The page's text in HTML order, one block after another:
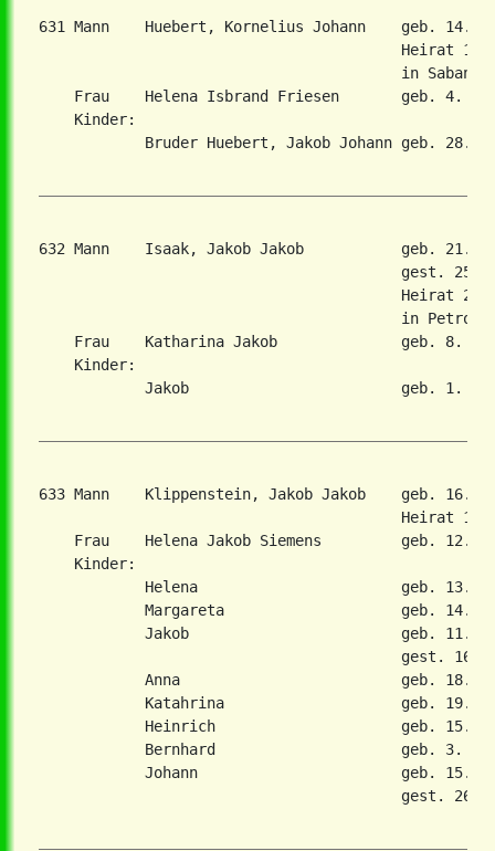
631 Mann    Huebert, Kornelius Johann    geb. 14.
Heirat 15.
in
Frau    Helena Isbrand Friesen       geb. 4.
    Kinder:
Bruder Huebert, Jakob Johann geb. 28.
632 Mann    Isaak, Jakob Jakob           geb. 21.
gest. 25.
Heirat
in
Frau    Katharina Jakob              geb. 8.
    Kinder:
Jakob                        geb. 1.
633 Mann    Klippenstein, Jakob Jakob    geb. 16.
Heirat 19.
Frau    Helena Jakob Siemens         geb. 12.
    Kinder:
Helena                       geb. 13.
Margareta                    geb. 14.
Jakob                        geb. 11.
gest. 16.
Anna                         geb. 18.
Katahrina                    geb. 19.
Heinrich                     geb. 15.
Bernhard                     geb. 3.
Johann                       geb. 15.
gest. 26.